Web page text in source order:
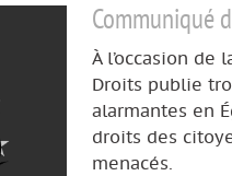
Communiqué
À l’occasion de
Droits publie
alarmantes en
droits des
menacés.